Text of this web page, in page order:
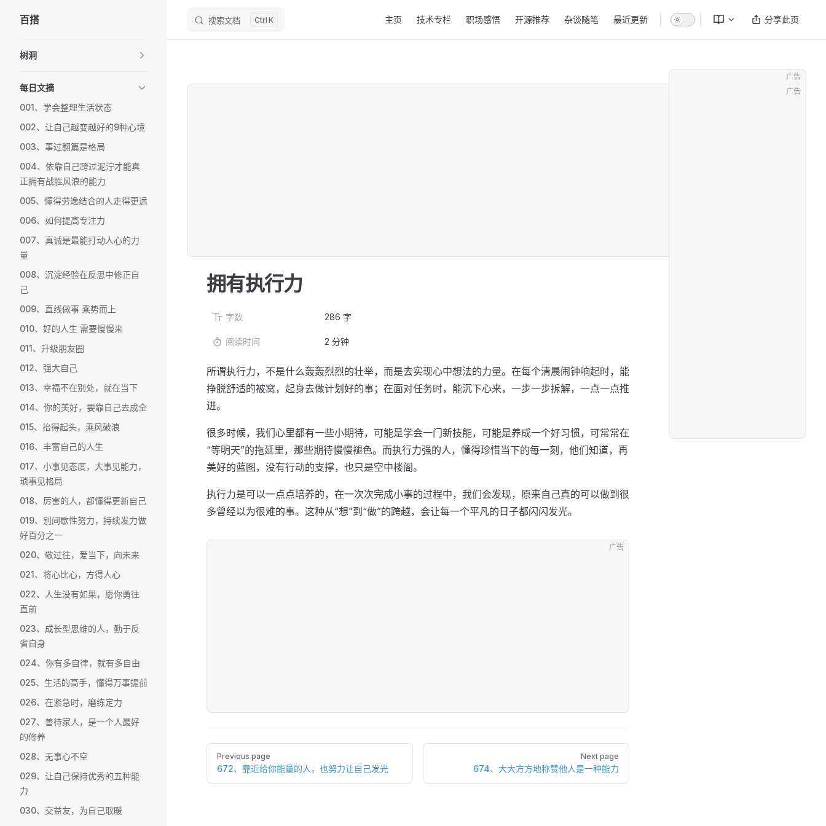
Skip to content
百搭 搜索文档 K 主页 技术专栏 职场感悟 开源推荐 杂谈随笔 最近更新 分享此页
树洞
每日文摘
001、学会整理生活状态
002、让自己越变越好的9种心境
003、事过翻篇是格局
004、依靠自己跨过泥泞才能真
正拥有战胜风浪的能力
005、懂得劳逸结合的人走得更远
006、如何提高专注力
007、真诚是最能打动人心的力
量
008、沉淀经验在反思中修正自
己
009、直线做事 乘势而上
010、好的人生 需要慢慢来
011、升级朋友圈
012、强大自己
013、幸福不在别处，就在当下
014、你的美好，要靠自己去成全
015、抬得起头，乘风破浪
016、丰富自己的人生
017、小事见态度，大事见能力，
琐事见格局
018、厉害的人，都懂得更新自己
019、别间歇性努力，持续发力做
好百分之一
020、敬过往，爱当下，向未来
021、将心比心，方得人心
022、人生没有如果，愿你勇往
直前
023、成长型思维的人，勤于反
省自身
024、你有多自律，就有多自由
025、生活的高手，懂得万事提前
026、在紧急时，磨练定力
027、善待家人，是一个人最好
的修养
028、无事心不空
029、让自己保持优秀的五种能
力
030、交益友，为自己取暖
广告
广告
拥有执行力
字数 286 字
阅读时间 2 分钟
所谓执行力，不是什么轰轰烈烈的壮举，而是去实现心中想法的力量。在每个清晨闹钟响起时，能
挣脱舒适的被窝，起身去做计划好的事；在面对任务时，能沉下心来，一步一步拆解，一点一点推
进。
很多时候，我们心里都有一些小期待，可能是学会一门新技能，可能是养成一个好习惯，可常常在
“等明天”的拖延里，那些期待慢慢褪色。而执行力强的人，懂得珍惜当下的每一刻，他们知道，再
美好的蓝图，没有行动的支撑，也只是空中楼阁。
执行力是可以一点点培养的，在一次次完成小事的过程中，我们会发现，原来自己真的可以做到很
多曾经以为很难的事。这种从“想”到“做”的跨越，会让每一个平凡的日子都闪闪发光。
广告
Pager
Previous page
672、靠近给你能量的人，也努力让自己发光
Next page
674、大大方方地称赞他人是一种能力